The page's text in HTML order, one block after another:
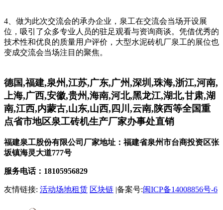
4、做为此次交流会的承办企业，泉工在交流会当场开设展
位，吸引了众多专业人员的驻足观看与资询商谈。凭借优秀的
技术性和优良的质量用户评价，大型水泥砖机厂泉工的展位也
变成交流会当场注目的聚焦。
德国,福建,泉州,江苏,广东,广州,深圳,珠海,浙江,河南,
上海,广西,安徽,贵州,海南,河北,黑龙江,湖北,甘肃,湖
南,江西,内蒙古,山东,山西,四川,云南,陕西等全国重
点省市地区泉工砖机生产厂家办事处直销
福建泉工股份有限公司厂家地址：福建省泉州市台商投资区张
坂镇海灵大道777号
服务电话：18105956829
友情链接: 活动场地租赁 区块链 |备案号:闽ICP备14008856号-6